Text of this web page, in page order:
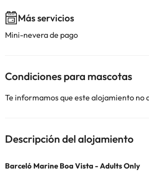
Más servicios
Mini-nevera de pago
Condiciones para mascotas
Te informamos que este alojamiento no
Descripción del alojamiento
Barceló Marine Boa Vista - Adults Only